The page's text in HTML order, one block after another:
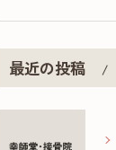
最近の投稿